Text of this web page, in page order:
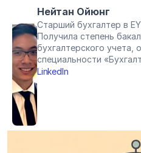
Нейтан Ойюнг
Старший бухгалтер в EY
Получила степень
бухгалтерского учета,
специальности
LinkedIn